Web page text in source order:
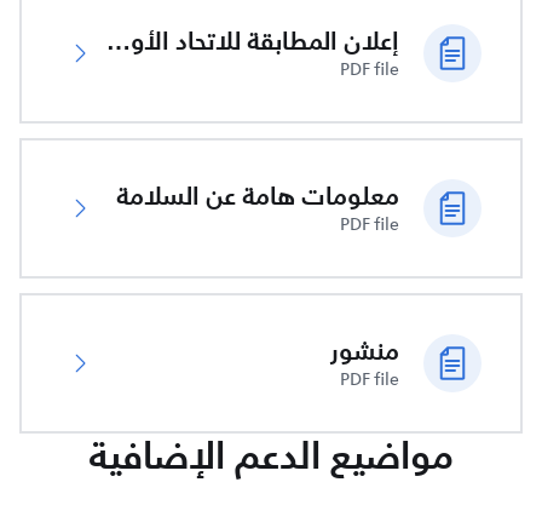
إعلان المطابقة للاتحاد الأوروبي
PDF file
معلومات هامة عن السلامة
PDF file
منشور
PDF file
مواضيع الدعم الإضافية